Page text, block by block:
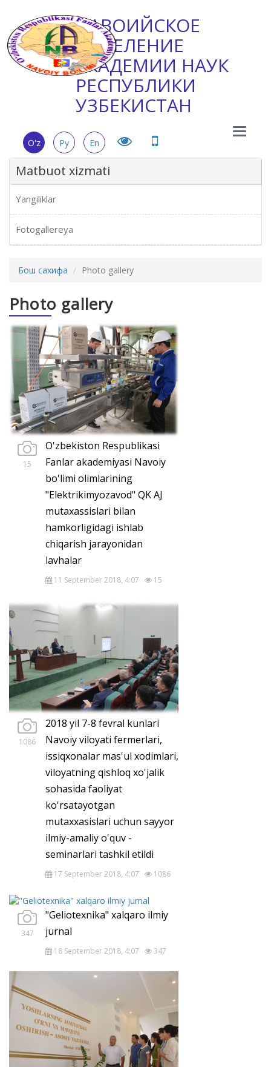
НАВОИЙСКОЕ
ОТДЕЛЕНИЕ
АКАДЕМИИ НАУК
РЕСПУБЛИКИ
УЗБЕКИСТАН
Main
O'z Ру En
Matbuot xizmati
Yangiliklar
Fotogallereya
Бош сахифа Photo gallery
Photo gallery
15
O'zbekiston Respublikasi
Fanlar akademiyasi Navoiy
bo'limi olimlarining
"Elektrikimyozavod" QK AJ
mutaxassislari bilan
hamkorligidagi ishlab
chiqarish jarayonidan
lavhalar
11 September 2018, 4:07 15
1086
2018 yil 7-8 fevral kunlari
Navoiy viloyati fermerlari,
issiqxonalar mas'ul xodimlari,
viloyatning qishloq xo'jalik
sohasida faoliyat
ko'rsatayotgan
mutaxxasislari uchun sayyor
ilmiy-amaliy o'quv -
seminarlari tashkil etildi
17 September 2018, 4:07 1086
347
"Geliotexnika" xalqaro ilmiy
jurnal
18 September 2018, 4:07 347